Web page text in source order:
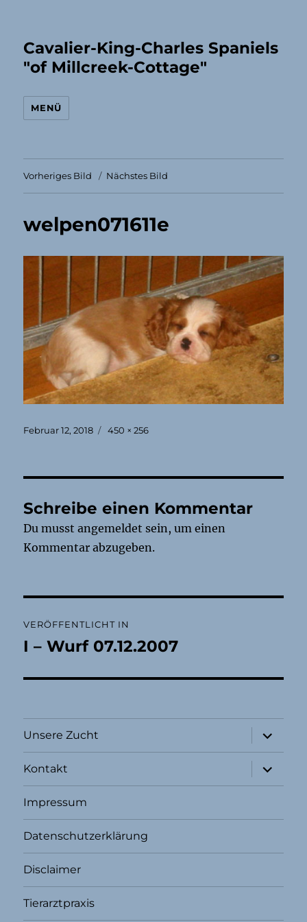
Cavalier-King-Charles Spaniels
"of Millcreek-Cottage"
MENÜ
Vorheriges Bild Nächstes Bild
welpen071611e
Veröffentlicht
Februar 12, 2018 Originalgröße
450 × 256
Schreibe einen Kommentar
Du musstangemeldet sein, um einen
Kommentar abzugeben.
VERÖFFENTLICHT IN
I – Wurf 07.12.2007
Unsere Zucht
öffnen
Kontakt
öffnen
Impressum
Datenschutzerklärung
Disclaimer
Tierarztpraxis